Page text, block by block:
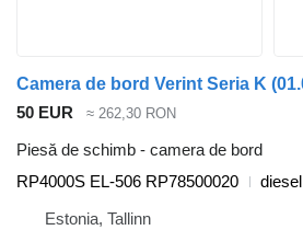
50 EUR ≈ 262,30 RON
Piesă de schimb - camera de bord
RP4000S EL-506 RP78500020
diesel
Estonia, Tallinn